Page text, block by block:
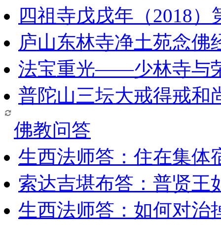
四祖寺戊戌年（2018
庐山东林寺净土苑念佛
法宝重光——少林寺与
普陀山三坛大戒得戒和
佛教问答
生西法师答：住在集体
索达吉堪布答：普贤王
生西法师答：如何对治